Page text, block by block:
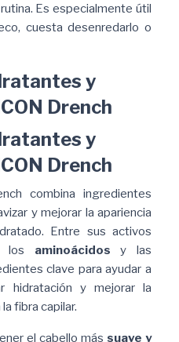
Es especialmente útil
cuesta desenredarlo o
y
Drench
y
Drench
combina ingredientes
y mejorar la apariencia
Entre sus activos
los aminoácidos y las
clave para ayudar a
hidratación y mejorar la
fibra capilar.
el cabello más suave y